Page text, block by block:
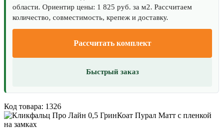
области. Ориентир цены: 1 825 руб. за м2. Рассчитаем
количество, совместимость, крепеж и доставку.
Рассчитать комплект
Быстрый заказ
Код товара: 1326